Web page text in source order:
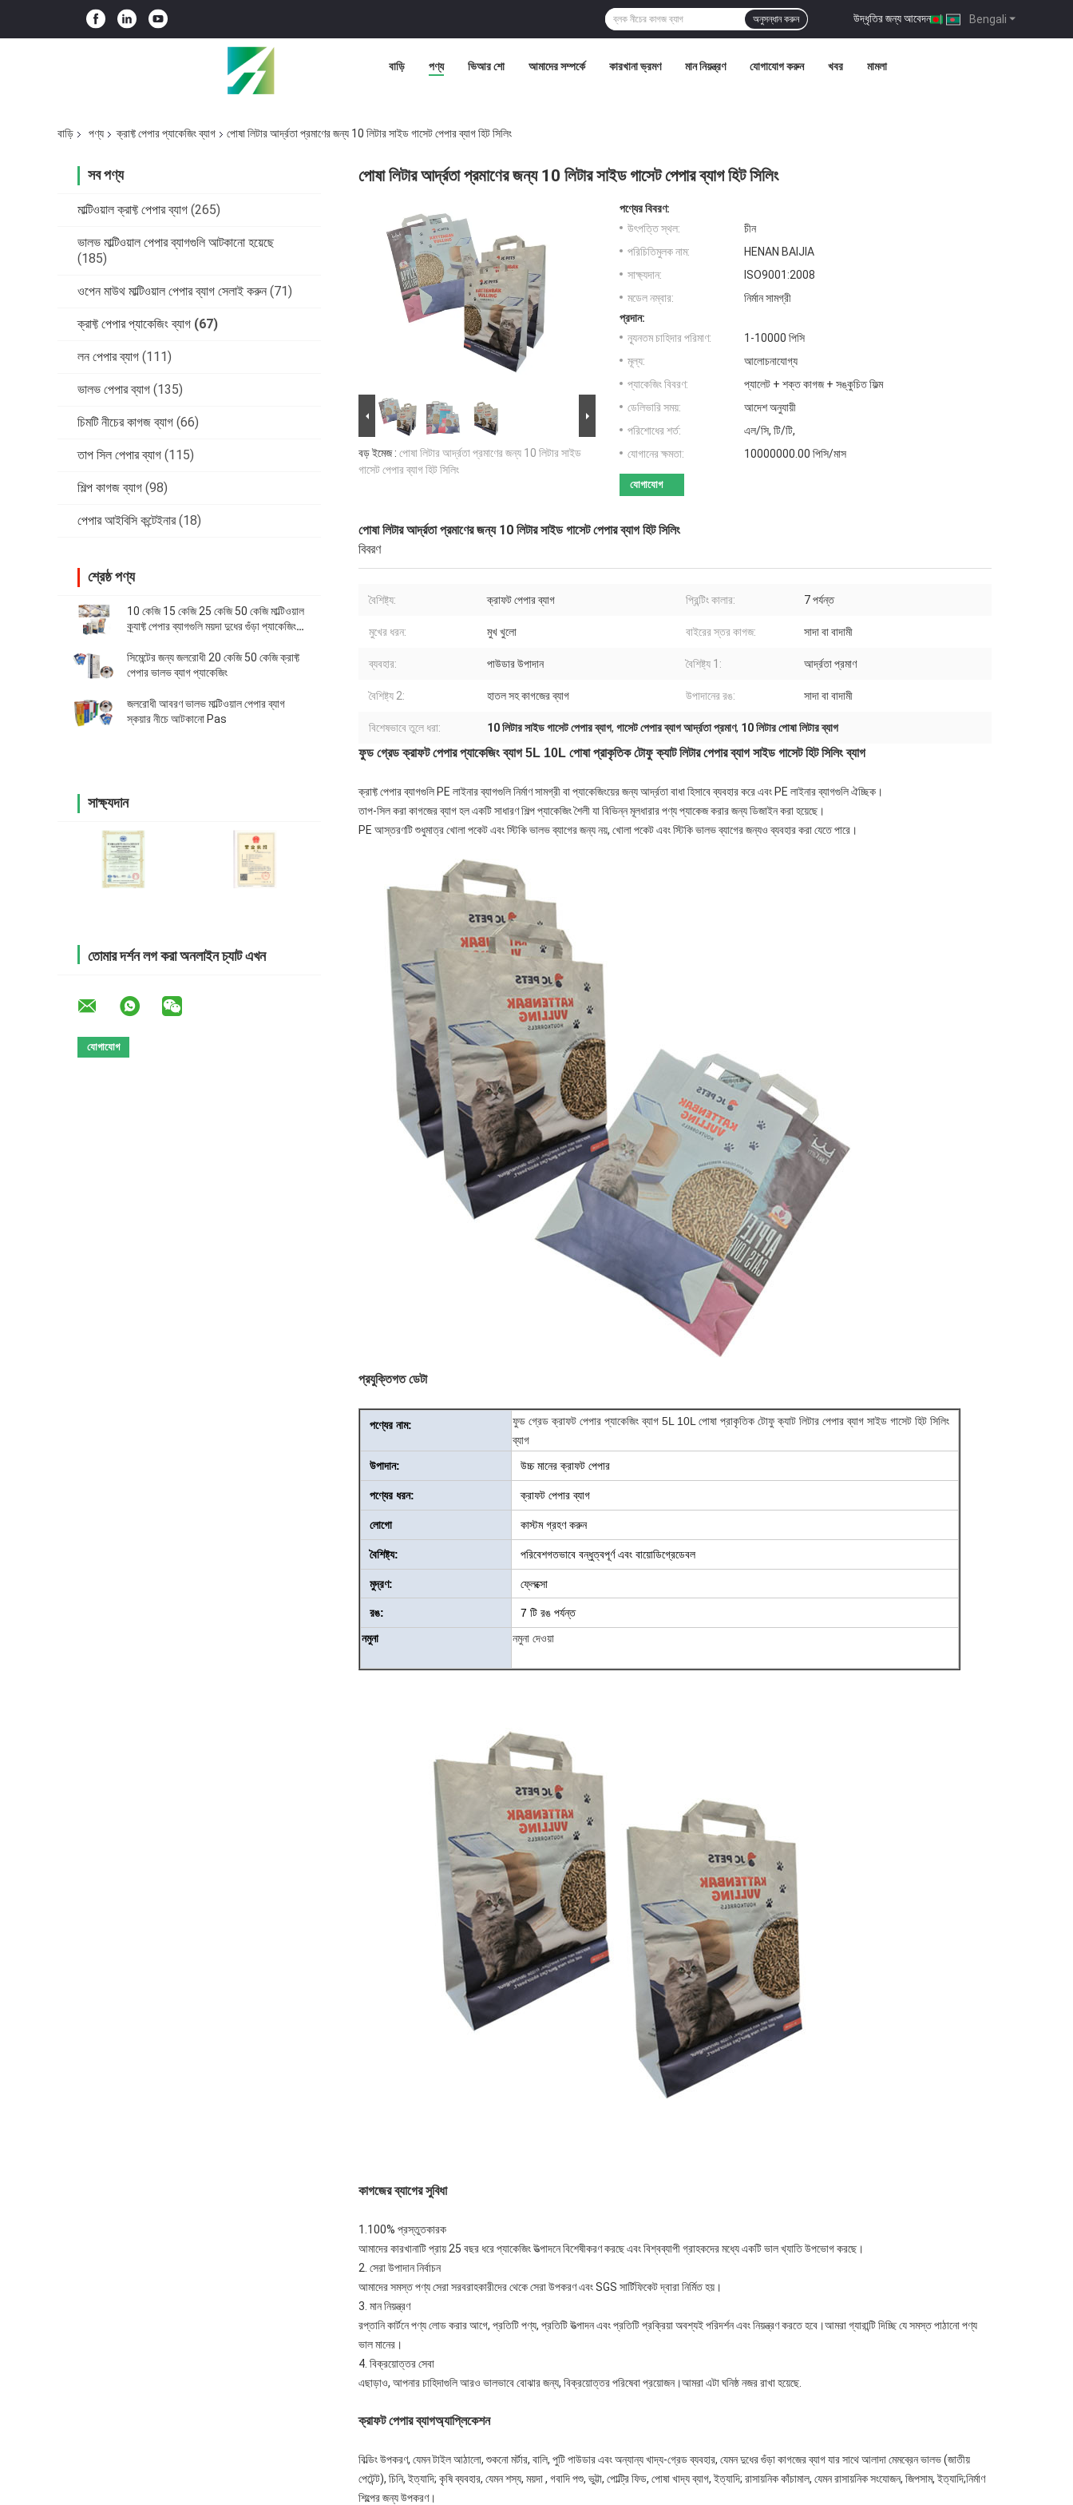
Bengali
উদ্ধৃতির জন্য আবেদন |
অনুসন্ধান করুন
বাড়ি পণ্য ভিআর শো আমাদের সম্পর্কে কারখানা ভ্রমণ মান নিয়ন্ত্রণ যোগাযোগ করুন খবর মামলা
বাড়ি পণ্য ক্রাফ্ট পেপার প্যাকেজিং ব্যাগ পোষা লিটার আর্দ্রতা প্রমাণের জন্য 10 লিটার সাইড গাসেট পেপার ব্যাগ হিট সিলিং
সব পণ্য
মাল্টিওয়াল ক্রাফ্ট পেপার ব্যাগ (265)
ভালভ মাল্টিওয়াল পেপার ব্যাগগুলি আটকানো হয়েছে
(185)
ওপেন মাউথ মাল্টিওয়াল পেপার ব্যাগ সেলাই করুন (71)
ক্রাফ্ট পেপার প্যাকেজিং ব্যাগ (67)
লন পেপার ব্যাগ (111)
ভালভ পেপার ব্যাগ (135)
চিমটি নীচের কাগজ ব্যাগ (66)
তাপ সিল পেপার ব্যাগ (115)
শিল্প কাগজ ব্যাগ (98)
পেপার আইবিসি কন্টেইনার (18)
শ্রেষ্ঠ পণ্য
10 কেজি 15 কেজি 25 কেজি 50 কেজি মাল্টিওয়াল
ক্র্যাফ্ট পেপার ব্যাগগুলি ময়দা দুধের গুঁড়া প্যাকেজিং
সিমেন্টের জন্য জলরোধী 20 কেজি 50 কেজি ক্রাফ্ট
পেপার ভালভ ব্যাগ প্যাকেজিং
জলরোধী আবরণ ভালভ মাল্টিওয়াল পেপার ব্যাগ
স্কয়ার নীচে আটকানো Pas
সাক্ষ্যদান
তোমার দর্শন লগ করা অনলাইন চ্যাট এখন
পোষা লিটার আর্দ্রতা প্রমাণের জন্য 10 লিটার সাইড গাসেট পেপার ব্যাগ হিট সিলিং
বড় ইমেজ : পোষা লিটার আর্দ্রতা প্রমাণের জন্য 10 লিটার সাইড
গাসেট পেপার ব্যাগ হিট সিলিং
পণ্যের বিবরণ:
উৎপত্তি স্থল:
চীন
পরিচিতিমুলক নাম:
HENAN BAIJIA
সাক্ষ্যদান:
ISO9001:2008
মডেল নম্বার:
নির্মান সামগ্রী
প্রদান:
ন্যূনতম চাহিদার পরিমাণ:
1-10000 পিসি
মূল্য:
আলোচনাযোগ্য
প্যাকেজিং বিবরণ:
প্যালেট + শক্ত কাগজ + সঙ্কুচিত ফিল্ম
ডেলিভারি সময়:
আদেশ অনুযায়ী
পরিশোধের শর্ত:
এল/সি, টি/টি,
যোগানের ক্ষমতা:
10000000.00 পিসি/মাস
যোগাযোগ
পোষা লিটার আর্দ্রতা প্রমাণের জন্য 10 লিটার সাইড গাসেট পেপার ব্যাগ হিট সিলিং
বিবরণ
বৈশিষ্ট্য: ক্রাফট পেপার ব্যাগ প্রিন্টিং কালার: 7 পর্যন্ত
মুখের ধরন: মুখ খুলো বাইরের স্তর কাগজ: সাদা বা বাদামী
ব্যবহার: পাউডার উপাদান বৈশিষ্ট্য 1: আর্দ্রতা প্রমাণ
বৈশিষ্ট্য 2: হাতল সহ কাগজের ব্যাগ উপাদানের রঙ: সাদা বা বাদামী
বিশেষভাবে তুলে ধরা: 10 লিটার সাইড গাসেট পেপার ব্যাগ, গাসেট পেপার ব্যাগ আর্দ্রতা প্রমাণ, 10 লিটার পোষা লিটার ব্যাগ
ফুড গ্রেড ক্রাফট পেপার প্যাকেজিং ব্যাগ 5L 10L পোষা প্রাকৃতিক টোফু ক্যাট লিটার পেপার ব্যাগ সাইড গাসেট হিট সিলিং ব্যাগ
ক্রাফ্ট পেপার ব্যাগগুলি PE লাইনার ব্যাগগুলি নির্মাণ সামগ্রী বা প্যাকেজিংয়ের জন্য আর্দ্রতা বাধা হিসাবে ব্যবহার করে এবং PE লাইনার ব্যাগগুলি ঐচ্ছিক।
তাপ-সিল করা কাগজের ব্যাগ হল একটি সাধারণ শিল্প প্যাকেজিং শৈলী যা বিভিন্ন মূলধারার পণ্য প্যাকেজ করার জন্য ডিজাইন করা হয়েছে।
PE আস্তরণটি শুধুমাত্র খোলা পকেট এবং স্টিকি ভালভ ব্যাগের জন্য নয়, খোলা পকেট এবং স্টিকি ভালভ ব্যাগের জন্যও ব্যবহার করা যেতে পারে।
প্রযুক্তিগত ডেটা
পণ্যের নাম:
ফুড গ্রেড ক্রাফট পেপার প্যাকেজিং ব্যাগ 5L 10L পোষা প্রাকৃতিক টোফু ক্যাট লিটার পেপার ব্যাগ সাইড গাসেট হিট সিলিং
ব্যাগ
উপাদান:
উচ্চ মানের ক্রাফট পেপার
পণ্যের ধরন: ক্রাফট পেপার ব্যাগ
লোগো কাস্টম গ্রহণ করুন
বৈশিষ্ট্য: পরিবেশগতভাবে বন্ধুত্বপূর্ণ এবং বায়োডিগ্রেডেবল
মুদ্রণ: ফ্লেক্সো
রঙ:
7 টি রঙ পর্যন্ত
নমুনা
নমুনা দেওয়া
কাগজের ব্যাগের সুবিধা
1.100% প্রস্তুতকারক
আমাদের কারখানাটি প্রায় 25 বছর ধরে প্যাকেজিং উত্পাদনে বিশেষীকরণ করছে এবং বিশ্বব্যাপী গ্রাহকদের মধ্যে একটি ভাল খ্যাতি উপভোগ করছে।
2. সেরা উপাদান নির্বাচন
আমাদের সমস্ত পণ্য সেরা সরবরাহকারীদের থেকে সেরা উপকরণ এবং SGS সার্টিফিকেট দ্বারা নির্মিত হয়।
3. মান নিয়ন্ত্রণ
রপ্তানি কার্টনে পণ্য লোড করার আগে, প্রতিটি পণ্য, প্রতিটি উত্পাদন এবং প্রতিটি প্রক্রিয়া অবশ্যই পরিদর্শন এবং নিয়ন্ত্রণ করতে হবে।আমরা গ্যারান্টি দিচ্ছি যে সমস্ত পাঠানো পণ্য
ভাল মানের।
4. বিক্রয়োত্তর সেবা
এছাড়াও, আপনার চাহিদাগুলি আরও ভালভাবে বোঝার জন্য, বিক্রয়োত্তর পরিষেবা প্রয়োজন।আমরা এটা ঘনিষ্ঠ নজর রাখা হয়েছে.
ক্রাফট পেপার ব্যাগঅ্যাপ্লিকেশন
বিল্ডিং উপকরণ, যেমন টাইল আঠালো, শুকনো মর্টার, বালি, পুটি পাউডার এবং অন্যান্য খাদ্য-গ্রেড ব্যবহার, যেমন দুধের গুঁড়া কাগজের ব্যাগ যার সাথে আলাদা মেমব্রেন ভালভ (জাতীয়
পেটেন্ট), চিনি, ইত্যাদি; কৃষি ব্যবহার, যেমন শস্য, ময়দা , গবাদি পশু, ভুট্টা, পোল্ট্রি ফিড, পোষা খাদ্য ব্যাগ, ইত্যাদি; রাসায়নিক কাঁচামাল, যেমন রাসায়নিক সংযোজন, জিপসাম, ইত্যাদি;নির্মাণ
শিল্পের জন্য উপকরণ।